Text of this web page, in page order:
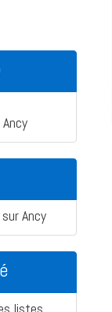
Ancy